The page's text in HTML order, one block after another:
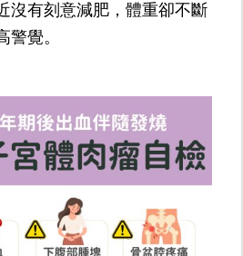
沒有刻意減肥，體重卻不斷
警覺。